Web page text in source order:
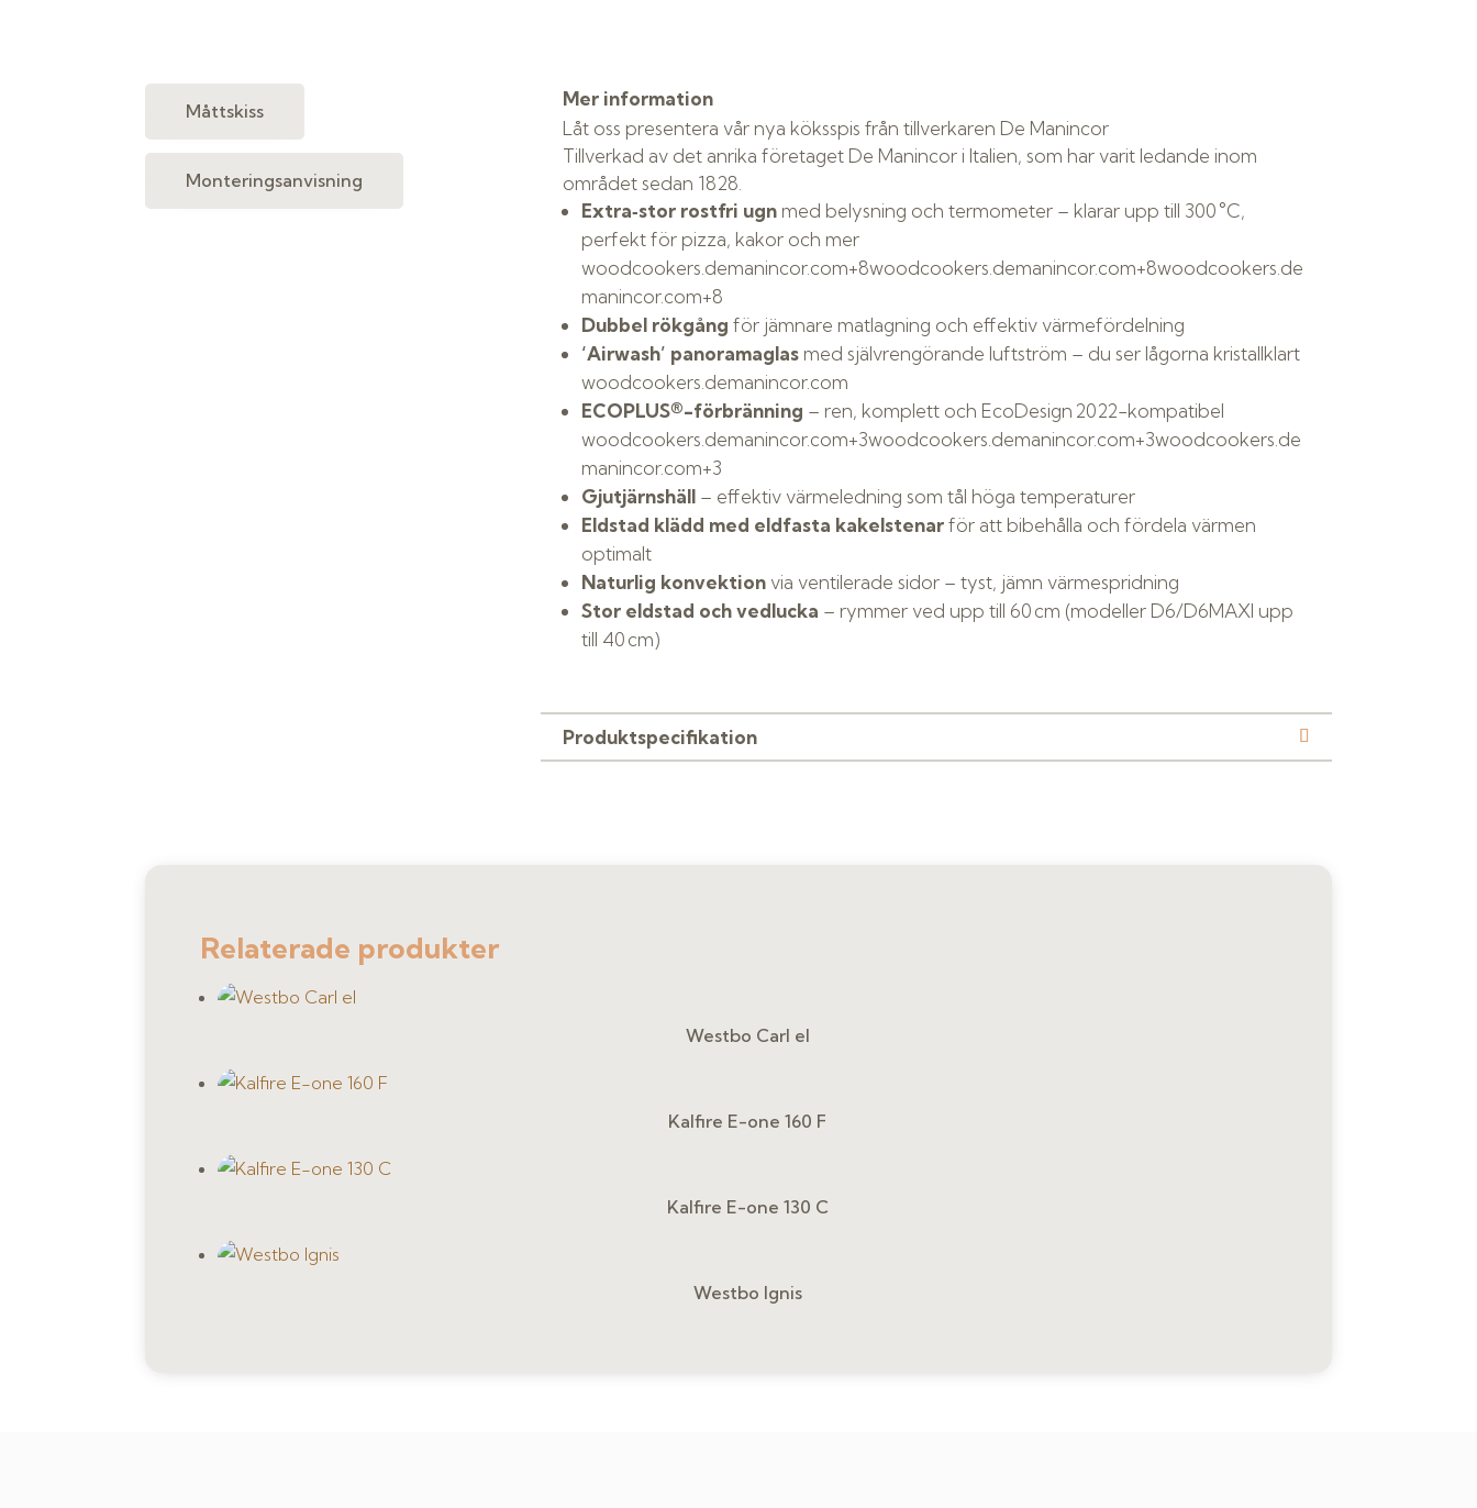
Måttskiss
Monteringsanvisning
Mer information
Låt oss presentera vår nya köksspis från tillverkaren De Manincor
Tillverkad av det anrika företaget De Manincor i Italien, som har varit ledande inom
området sedan 1828.
Extra‑stor rostfri ugnmed belysning och termometer – klarar upp till 300 °C,
perfekt för pizza, kakor och mer
woodcookers.demanincor.com+8woodcookers.demanincor.com+8woodcookers.de
manincor.com+8
Dubbel rökgång för jämnare matlagning och effektiv värmefördelning
‘Airwash’ panoramaglasmed självrengörande luftström – du ser lågorna kristallklart
woodcookers.demanincor.com
ECOPLUS®-förbränning – ren, komplett och EcoDesign 2022-kompatibel
woodcookers.demanincor.com+3woodcookers.demanincor.com+3woodcookers.de
manincor.com+3
Gjutjärnshäll– effektiv värmeledning som tål höga temperaturer
Eldstad klädd med eldfasta kakelstenarför att bibehålla och fördela värmen
optimalt
Naturlig konvektionvia ventilerade sidor – tyst, jämn värmespridning
Stor eldstad och vedlucka – rymmer ved upp till 60 cm (modeller D6/D6MAXI upp
till 40 cm)
Produktspecifikation
Relaterade produkter
Westbo Carl el
Kalfire E-one 160 F
Kalfire E-one 130 C
Westbo Ignis